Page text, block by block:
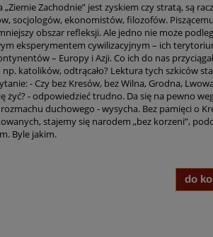
Zachodnie” jest zyskiem czy stratą, są
socjologów, ekonomistów, filozofów.
obszar refleksji. Ale jedno nie może
eksperymentem cywilizacyjnym – ich
– Europy i Azji. Co ich do nas
np. katolików, odtrącało? Lektura tych szkiców
- Czy bez Kresów, bez Wilna, Grodna,
żyć? - odpowiedzieć trudno. Da się na pewno
duchowego - wysycha. Bez pamięci o
stajemy się narodem „bez korzeni”,
Byle jakim.
do